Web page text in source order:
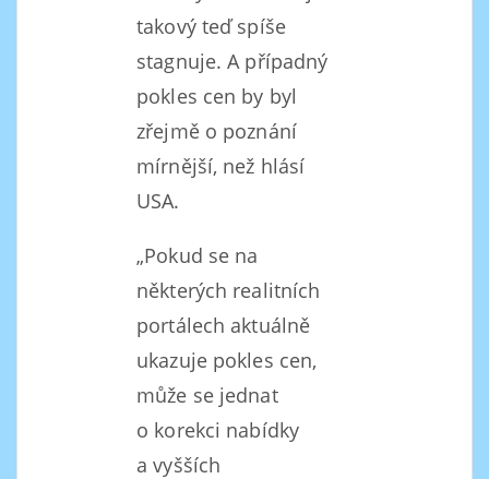
takový teď spíše
stagnuje. A případný
pokles cen by byl
zřejmě o poznání
mírnější, než hlásí
USA.
„Pokud se na
některých realitních
portálech aktuálně
ukazuje pokles cen,
může se jednat
o korekci nabídky
a vyšších